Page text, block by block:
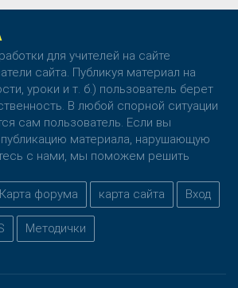
для учителей на сайте
сайта. Публикуя материал на
уроки и т. б.) пользователь берет
В любой спорной ситуации
сам пользователь. Если вы
материала, нарушающую
с нами, мы поможем решить
Карта форума карта сайта Вход
Методички